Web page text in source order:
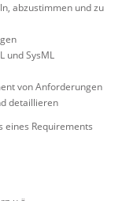
abzustimmen und zu
und SysML
von Anforderungen
detaillieren
eines Requirements